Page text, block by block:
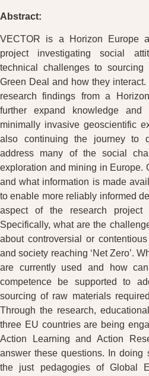
Abstract:
VECTOR is a Horizon Europe
project investigating social
technical challenges to
Green Deal and how they
research findings from a
further expand knowledge
minimally invasive geoscientific
also continuing the journey to
address many of the social
exploration and mining in Europe.
and what information is made
to enable more reliably informed
aspect of the research
Specifically, what are the
about controversial or
and society reaching ‘Net Zero’.
are currently used and how can
competence be supported to
sourcing of raw materials
Through the research,
three EU countries are being
Action Learning and Action
answer these questions. In doing
the just pedagogies of Global